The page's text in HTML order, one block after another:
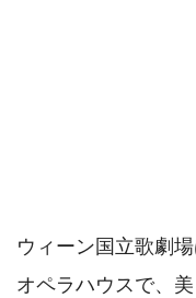
ウィーン国立歌劇
オペラハウスで、